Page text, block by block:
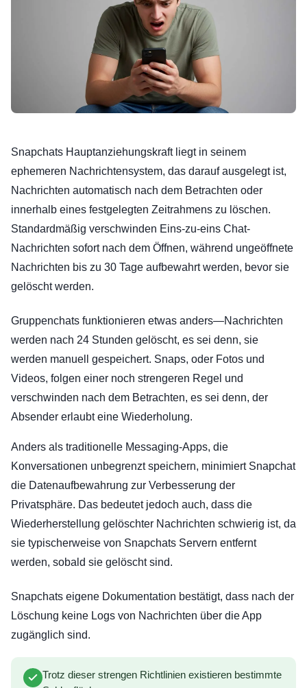
Snapchats Hauptanziehungskraft liegt in seinem
ephemeren Nachrichtensystem, das darauf ausgelegt ist,
Nachrichten automatisch nach dem Betrachten oder
innerhalb eines festgelegten Zeitrahmens zu löschen.
Standardmäßig verschwinden Eins-zu-eins Chat-
Nachrichten sofort nach dem Öffnen, während ungeöffnete
Nachrichten bis zu 30 Tage aufbewahrt werden, bevor sie
gelöscht werden.
Gruppenchats funktionieren etwas anders—Nachrichten
werden nach 24 Stunden gelöscht, es sei denn, sie
werden manuell gespeichert. Snaps, oder Fotos und
Videos, folgen einer noch strengeren Regel und
verschwinden nach dem Betrachten, es sei denn, der
Absender erlaubt eine Wiederholung.
Anders als traditionelle Messaging-Apps, die
Konversationen unbegrenzt speichern, minimiert Snapchat
die Datenaufbewahrung zur Verbesserung der
Privatsphäre. Das bedeutet jedoch auch, dass die
Wiederherstellung gelöschter Nachrichten schwierig ist, da
sie typischerweise von Snapchats Servern entfernt
werden, sobald sie gelöscht sind.
Snapchats eigene Dokumentation bestätigt, dass nach der
Löschung keine Logs von Nachrichten über die App
zugänglich sind.
Trotz dieser strengen Richtlinien existieren bestimmte